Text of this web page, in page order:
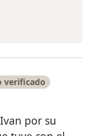
verificado
por su